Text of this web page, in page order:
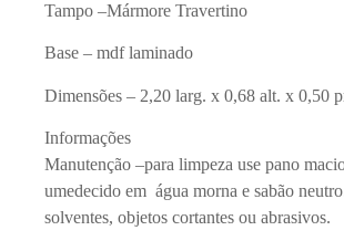
Tampo –Mármore Travertino
Base – mdf laminado
Dimensões – 2,20 larg. x 0,68 alt. x 0,50
Informações
Manutenção –para limpeza use pano
umedecido em água morna e sabão
solventes, objetos cortantes ou abrasivos.